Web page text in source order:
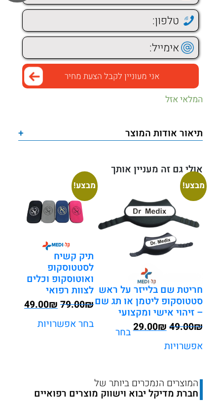
המלאי אזל
תיאור אודות המוצר +
אולי גם זה מעניין אותך
מבצע!
חריטת שם בלייזר על ראש
סטטוסקופ ליטמן או תג שם
– זיהוי אישי ומקצועי
₪
49.00המחיר
היה:
₪
29.00המחיר
הנוכחי
בחר
אפשרויות
מבצע!
תיק קשיח
לסטטוסקופ
ואוטוסקופ וכלים
לצוות רפואי
₪
79.00 המחיר
היה:
₪
49.00
בחר אפשרויות
המוצרים הנמכרים ביותר של
חברת מדיקל יבוא וישווק מוצרים רפואיים